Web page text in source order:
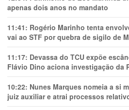
apenas dois anos no mandato
11:41: Rogério Marinho tenta
vai ao STF por quebra de sigilo de
11:17: Devassa do TCU expõe
Flávio Dino aciona investigação da
10:22: Nunes Marques nomeia a si
juiz auxiliar e atrai processos